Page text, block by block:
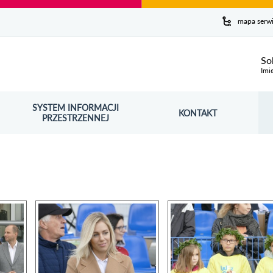
mapa
SYSTEM INFORMACJI
PRZESTRZENNEJ
OTWORZY SIĘ W NOWYM OKNIE KONTAKT